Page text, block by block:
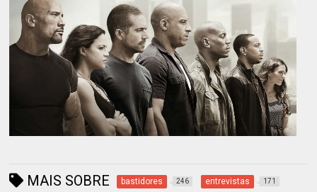
MAIS SOBRE bastidores 246 entrevistas 171